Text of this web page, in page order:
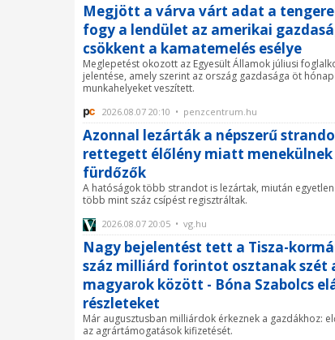
Megjött a várva várt adat a
fogy a lendület az amerikai
csökkent a kamatemelés esélye
Meglepetést okozott az Egyesült Államok júliusi
jelentése, amely szerint az ország gazdasága öt
munkahelyeket veszített.
2026.08.07 20:10 • penzcentrum.hu
Azonnal lezárták a népszerű
rettegett élőlény miatt menekülnek
fürdőzők
A hatóságok több strandot is lezártak, miután
több mint száz csípést regisztráltak.
2026.08.07 20:05 • vg.hu
Nagy bejelentést tett a Tisza-
száz milliárd forintot osztanak szét
magyarok között - Bóna Szabolcs
részleteket
Már augusztusban milliárdok érkeznek a gazdákhoz:
az agrártámogatások kifizetését.